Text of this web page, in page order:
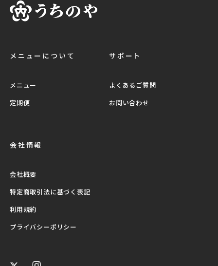
メニューについて
メニュー
定期便
サポート
よくあるご質問
お問い合わせ
会社情報
会社概要
特定商取引法に基づく表記
利用規約
プライバシーポリシー